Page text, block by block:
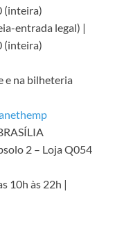
(inteira)
entrada legal) |
(inteira)
e na bilheteria
2 – Loja Q054
10h às 22h |